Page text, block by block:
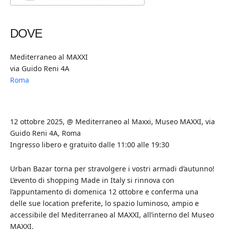
DOVE
Mediterraneo al MAXXI
via Guido Reni 4A
Roma
12 ottobre 2025, @ Mediterraneo al Maxxi, Museo MAXXI, via
Guido Reni 4A, Roma
Ingresso libero e gratuito dalle 11:00 alle 19:30
Urban Bazar torna per stravolgere i vostri armadi d’autunno!
L’evento di shopping Made in Italy si rinnova con
l’appuntamento di domenica 12 ottobre e conferma una
delle sue location preferite, lo spazio luminoso, ampio e
accessibile del Mediterraneo al MAXXI, all’interno del Museo
MAXXI.